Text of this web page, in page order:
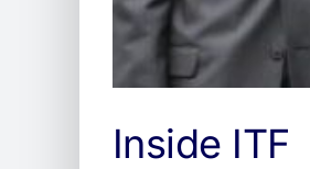
Inside ITF